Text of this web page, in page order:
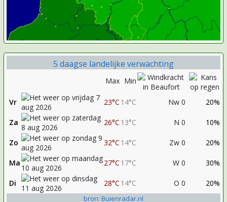
5 daagse landelijke verwachting
Max Min
Vr 23°C 14°C Nw 0 20%
Za 26°C 13°C N 0 10%
Zo 32°C 14°C Zw 0 20%
Ma 27°C 17°C W 0 30%
Di 28°C 14°C O 0 20%
bron: Buienradar.nl